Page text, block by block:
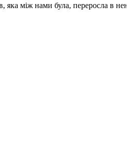
яка між нами була, переросла в